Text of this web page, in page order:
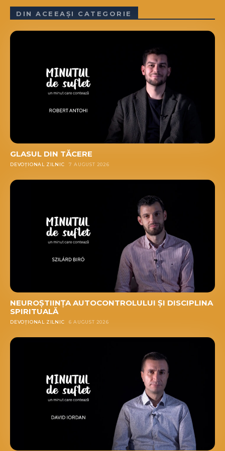
DIN ACEEAȘI CATEGORIE
GLASUL DIN TĂCERE
DEVOȚIONAL ZILNIC 7 AUGUST 2026
NEUROȘTIINȚA AUTOCONTROLULUI ȘI DISCIPLINA
SPIRITUALĂ
DEVOȚIONAL ZILNIC 6 AUGUST 2026